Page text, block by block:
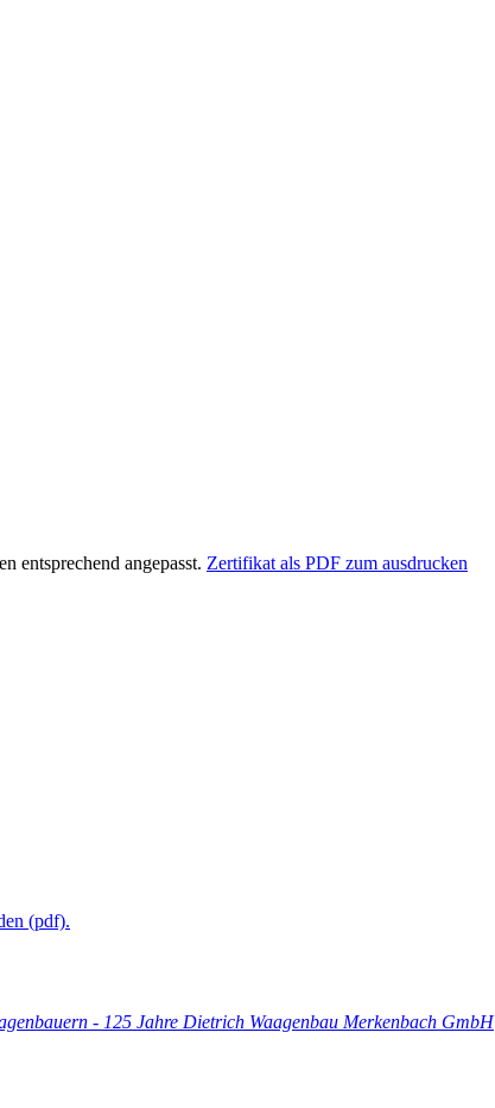
entsprechend angepasst. Zertifikat als PDF zum ausdrucken
(pdf).
- 125 Jahre Dietrich Waagenbau Merkenbach GmbH